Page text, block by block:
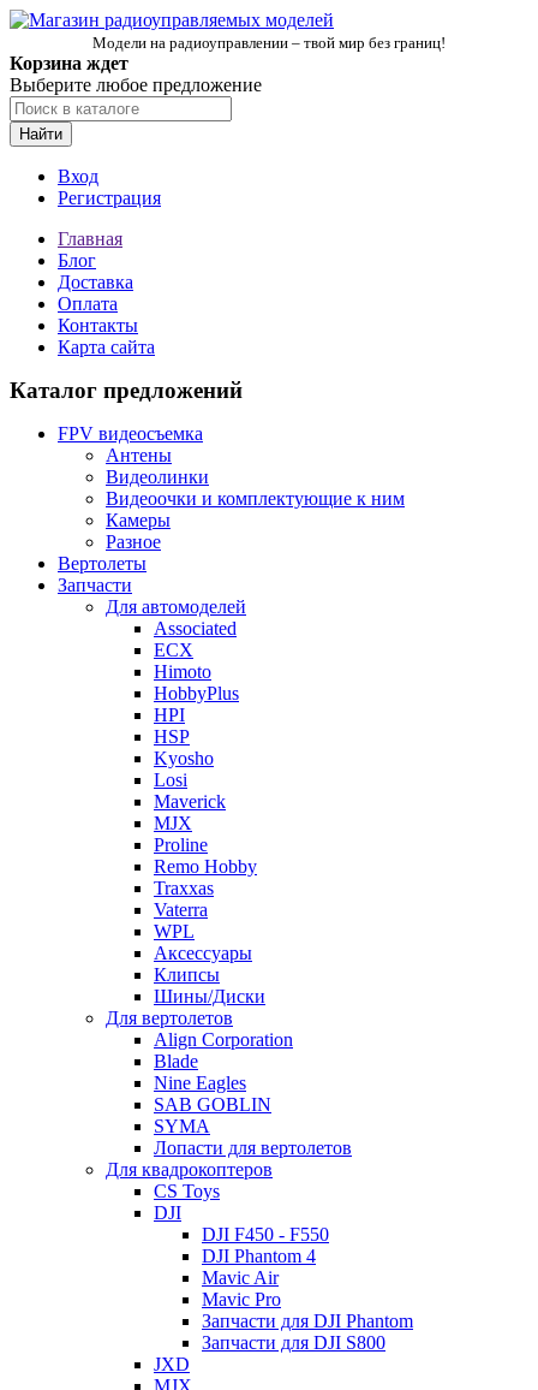
Модели на радиоуправлении – твой мир без границ!
Корзина ждет
Выберите любое предложение
Найти
Вход
Регистрация
Главная
Блог
Доставка
Оплата
Контакты
Карта сайта
Каталог предложений
FPV видеосъемка
Антены
Видеолинки
Видеоочки и комплектующие к ним
Камеры
Разное
Вертолеты
Запчасти
Для автомоделей
Associated
ECX
Himoto
HobbyPlus
HPI
HSP
Kyosho
Losi
Maverick
MJX
Proline
Remo Hobby
Traxxas
Vaterra
WPL
Аксессуары
Клипсы
Шины/Диски
Для вертолетов
Align Corporation
Blade
Nine Eagles
SAB GOBLIN
SYMA
Лопасти для вертолетов
Для квадрокоптеров
CS Toys
DJI
DJI F450 - F550
DJI Phantom 4
Mavic Air
Mavic Pro
Запчасти для DJI Phantom
Запчасти для DJI S800
JXD
MJX